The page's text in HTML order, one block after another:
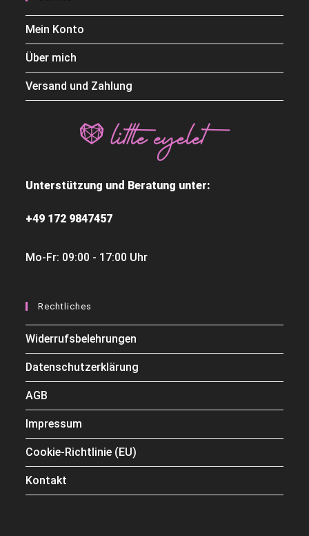
Mein Konto
Über mich
Versand und Zahlung
Unterstützung und Beratung unter:
+49 172 9847457
Mo-Fr: 09:00 - 17:00 Uhr
Rechtliches
Widerrufsbelehrungen
Datenschutzerklärung
AGB
Impressum
Cookie-Richtlinie (EU)
Kontakt